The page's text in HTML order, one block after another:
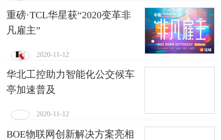
重磅·TCL华星获“2020变革非
凡雇主”
2020-11-12
华北工控助力智能化公交候车
亭加速普及
2020-11-12
BOE物联网创新解决方案亮相